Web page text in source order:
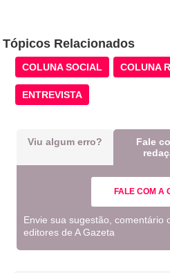
Tópicos Relacionados
COLUNA SOCIAL COLUNA
ENTREVISTA
Viu algum erro?
Fale
FALE COM A
Envie sua sugestão, comentário
editores de A Gazeta